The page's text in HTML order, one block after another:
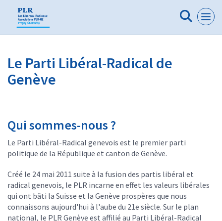
Le Parti Libéral-Radical de
Genève
Qui sommes-nous ?
Le Parti Libéral-Radical genevois est le premier parti
politique de la République et canton de Genève.
Créé le 24 mai 2011 suite à la fusion des partis libéral et
radical genevois, le PLR incarne en effet les valeurs libérales
qui ont bâti la Suisse et la Genève prospères que nous
connaissons aujourd'hui à l'aube du 21e siècle. Sur le plan
national, le PLR Genève est affilié au Parti Libéral-Radical
Panneau de gestion des cookies